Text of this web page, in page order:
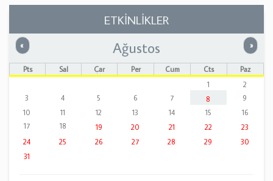
ETKİNLİKLER
« Önceki »
Ağustos
Pts Sal Çar Per Cum Cts
Paz
1
2
3
4 5 6 7 8
9
10
11 12 13 14 15
16
17
18 19 20 21 22
23
24
25 26 27 28 29
30
31